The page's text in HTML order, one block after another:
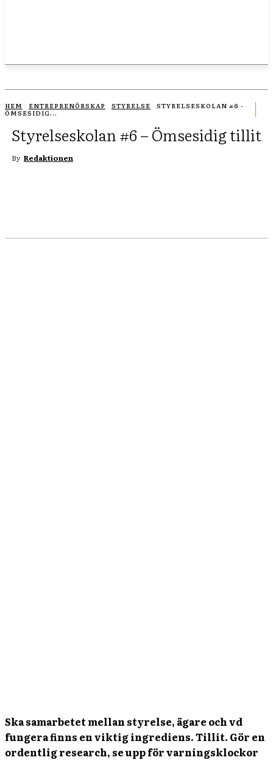
HEM ENTREPRENÖRSKAP STYRELSE
STYRELSESKOLAN #6 -
ÖMSESIDIG...
Styrelseskolan #6 – Ömsesidig tillit
By Redaktionen
Ska samarbetet mellan styrelse, ägare och vd
fungera finns en viktig ingrediens. Tillit. Gör en
ordentlig research, se upp för varningsklockor